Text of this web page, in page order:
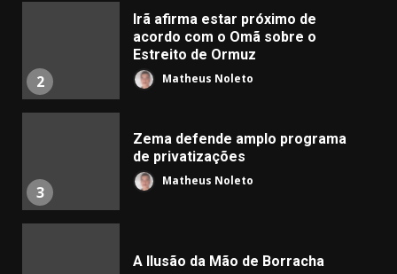
2
Irã afirma estar próximo de
acordo com o Omã sobre o
Estreito de Ormuz
Matheus Noleto
3
Zema defende amplo programa
de privatizações
Matheus Noleto
A Ilusão da Mão de Borracha